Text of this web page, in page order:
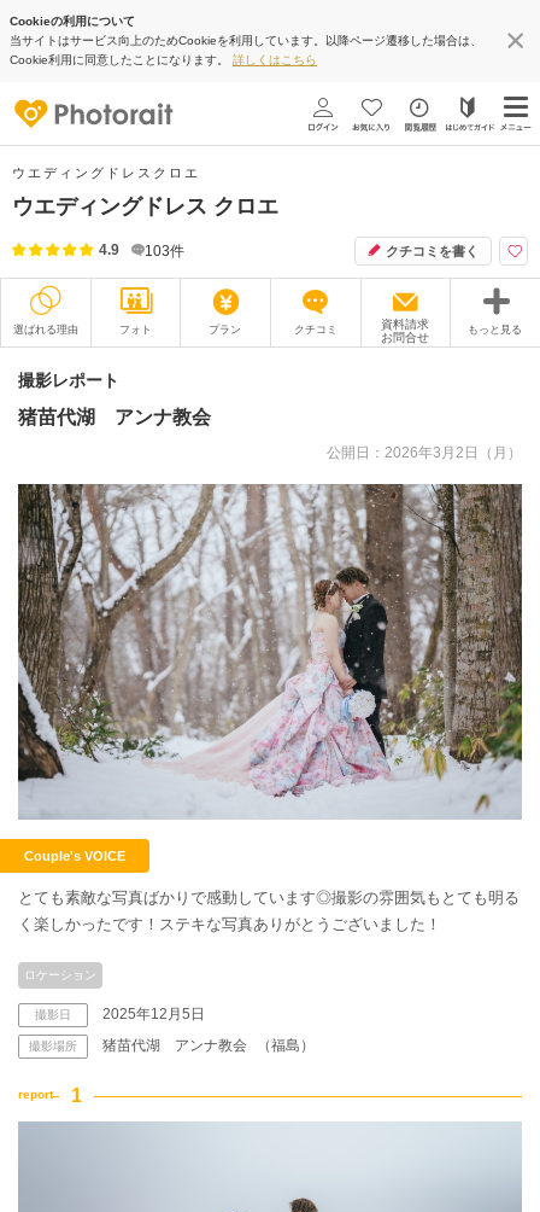
Cookieの利用について
当サイトはサービス向上のためCookieを利用しています。以降ページ遷移した場合は、
Cookie利用に同意したことになります。 詳しくはこちら
ウエディングドレスクロエ
ウエディングドレス クロエ
4.9 103件 クチコミを書く
選ばれる理由 フォト プラン クチコミ
資料請求
お問合せ
もっと見る
撮影レポート
衣装
アクセス/TEL スタジオトップ
撮影レポート
猪苗代湖 アンナ教会
公開日：2026年3月2日（月）
Couple's VOICE
とても素敵な写真ばかりで感動しています◎撮影の雰囲気もとても明る
く楽しかったです！ステキな写真ありがとうございました！
ロケーション
撮影日 2025年12月5日
撮影場所 猪苗代湖 アンナ教会 （福島）